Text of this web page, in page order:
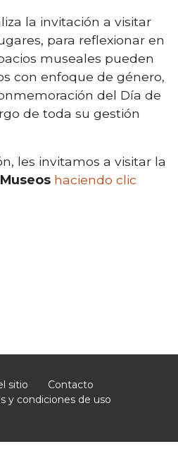
la invitación a visitar
para reflexionar en
museales pueden
con enfoque de género,
del Día de
de toda su gestión
les invitamos a visitar la
haciendo clic
sitio
Contacto
y condiciones de uso